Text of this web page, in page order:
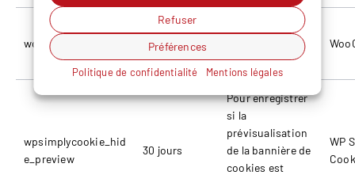
wc_cart_hash_* session
Pour stocker les
articles dans le
panier d'achat.
wpsimplycookie_hid
e_preview
30 jours
Pour enregistrer
si la
prévisualisation
de la bannière de
cookies est
WP
Refuser
Préférences
Politique de confidentialité Mentions légales